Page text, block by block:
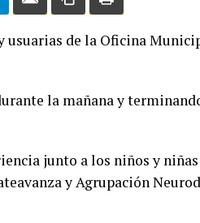
de la Oficina
la mañana y
junto a los niños y niñas
y Agrupación